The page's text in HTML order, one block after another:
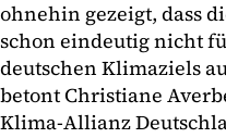
ohnehin gezeigt, dass
schon eindeutig nicht
deutschen Klimaziels
betont Christiane
Klima-Allianz